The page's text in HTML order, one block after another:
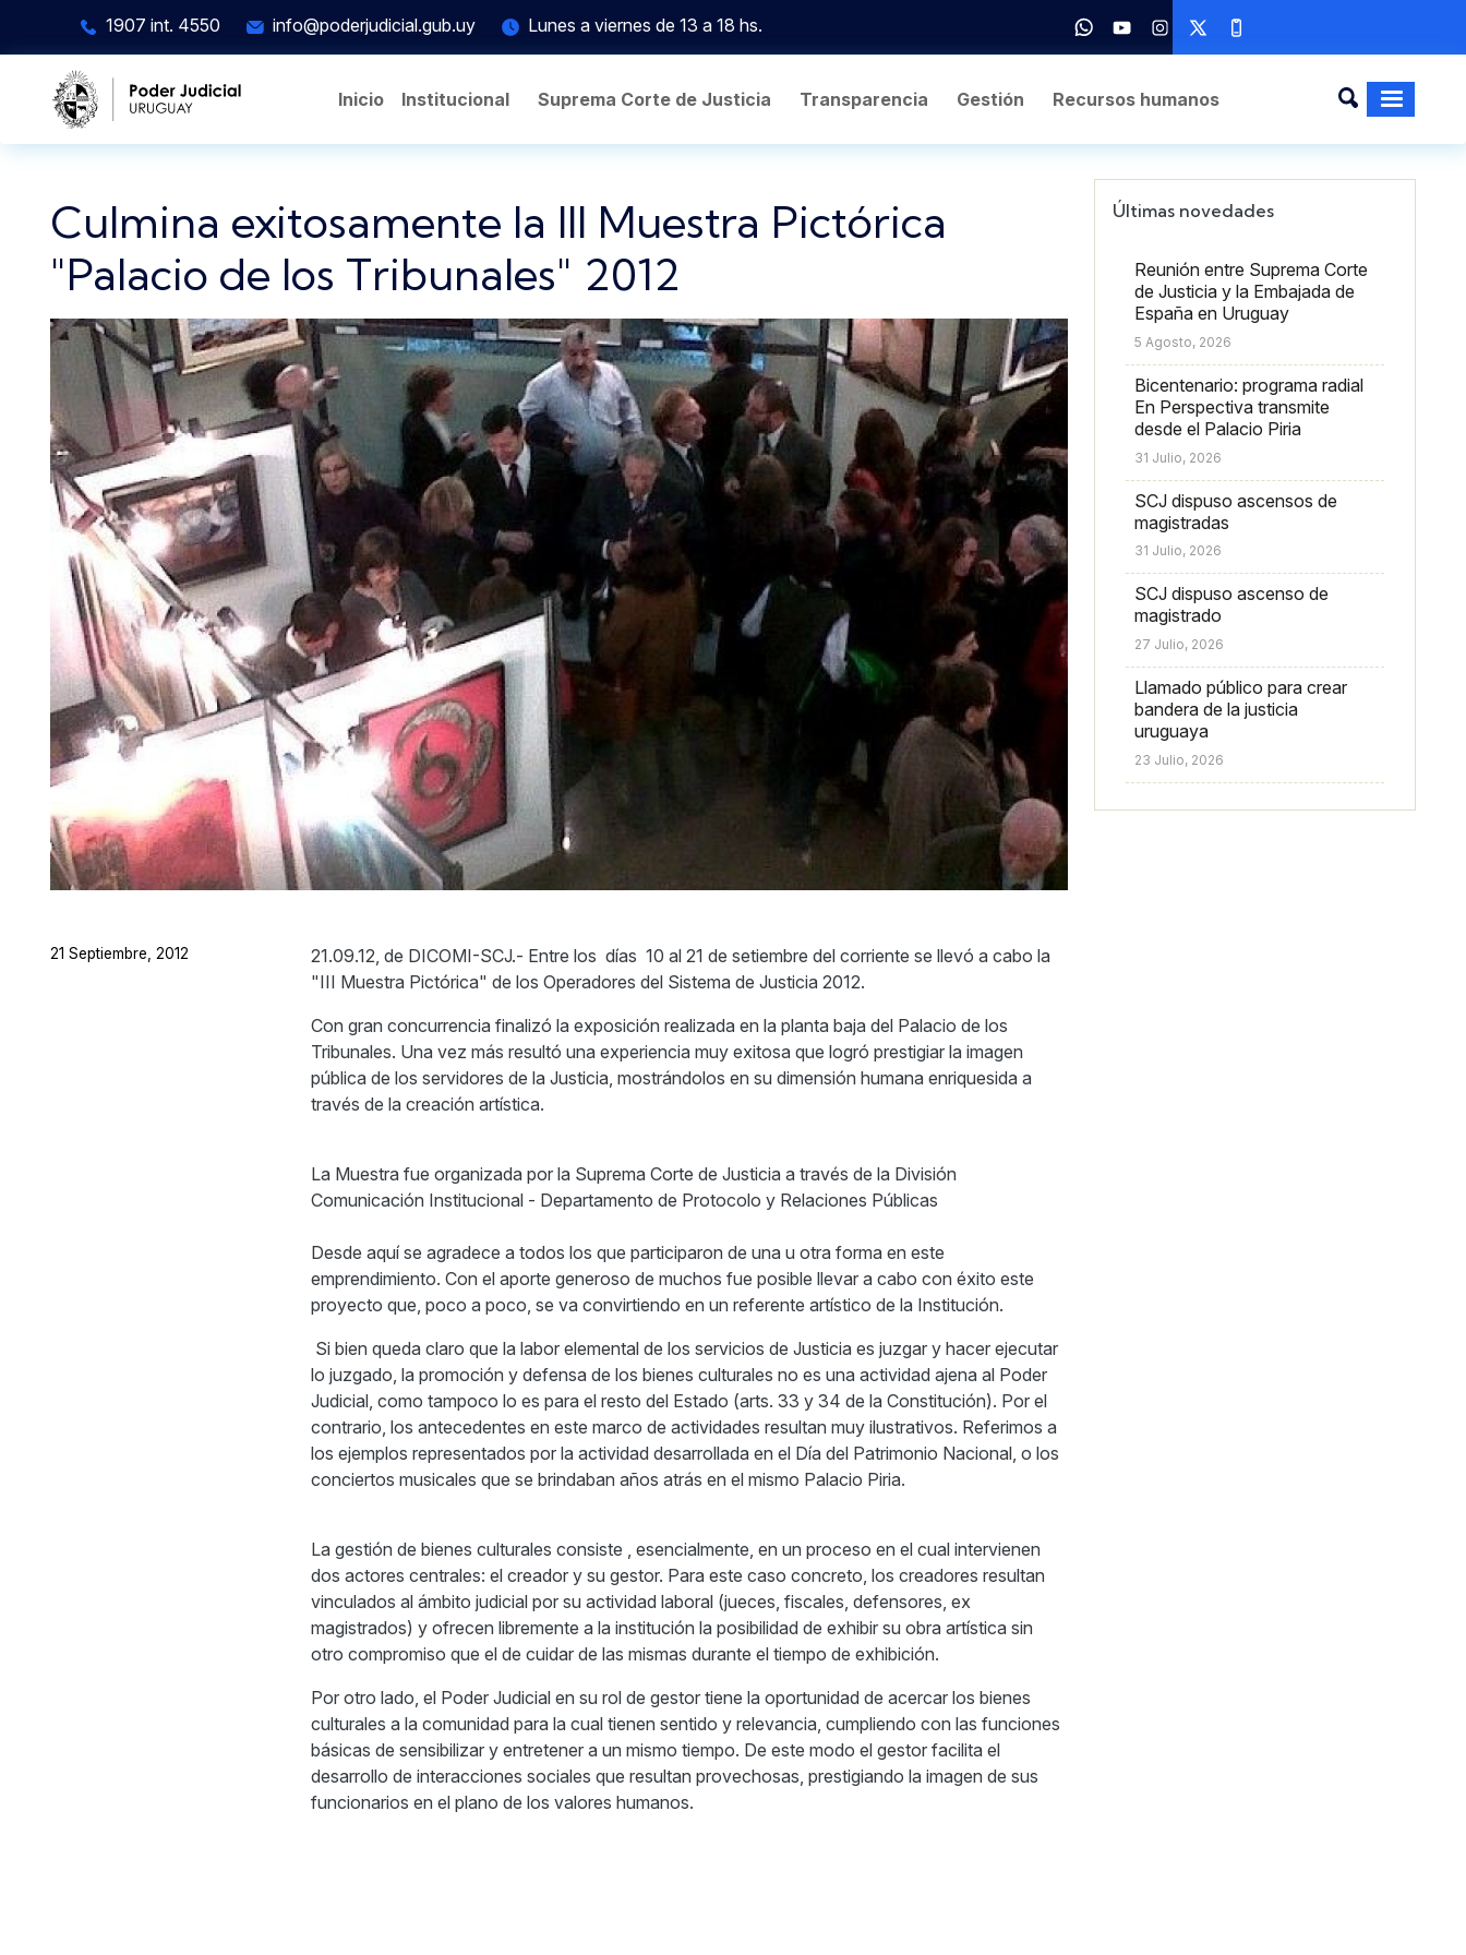
1907 int. 4550 info@poderjudicial.gub.uy Lunes a viernes de 13 a 18 hs.
Inicio Institucional Suprema Corte de Justicia Transparencia Gestión Recursos humanos
Culmina exitosamente la III Muestra Pictórica
"Palacio de los Tribunales" 2012
Imagen
21 Septiembre, 2012
21.09.12, de DICOMI-SCJ.- Entre los días 10 al 21 de setiembre del corriente se llevó a cabo la
"III Muestra Pictórica" de los Operadores del Sistema de Justicia 2012.
Con gran concurrencia finalizó la exposición realizada en la planta baja del Palacio de los
Tribunales. Una vez más resultó una experiencia muy exitosa que logró prestigiar la imagen
pública de los servidores de la Justicia, mostrándolos en su dimensión humana enriquesida a
través de la creación artística.
La Muestra fue organizada por la Suprema Corte de Justicia a través de la División
Comunicación Institucional - Departamento de Protocolo y Relaciones Públicas
Desde aquí se agradece a todos los que participaron de una u otra forma en este
emprendimiento. Con el aporte generoso de muchos fue posible llevar a cabo con éxito este
proyecto que, poco a poco, se va convirtiendo en un referente artístico de la Institución.
Si bien queda claro que la labor elemental de los servicios de Justicia es juzgar y hacer ejecutar
lo juzgado, la promoción y defensa de los bienes culturales no es una actividad ajena al Poder
Judicial, como tampoco lo es para el resto del Estado (arts. 33 y 34 de la Constitución). Por el
contrario, los antecedentes en este marco de actividades resultan muy ilustrativos. Referimos a
los ejemplos representados por la actividad desarrollada en el Día del Patrimonio Nacional, o los
conciertos musicales que se brindaban años atrás en el mismo Palacio Piria.
La gestión de bienes culturales consiste , esencialmente, en un proceso en el cual intervienen
dos actores centrales: el creador y su gestor. Para este caso concreto, los creadores resultan
vinculados al ámbito judicial por su actividad laboral (jueces, fiscales, defensores, ex
magistrados) y ofrecen libremente a la institución la posibilidad de exhibir su obra artística sin
otro compromiso que el de cuidar de las mismas durante el tiempo de exhibición.
Por otro lado, el Poder Judicial en su rol de gestor tiene la oportunidad de acercar los bienes
culturales a la comunidad para la cual tienen sentido y relevancia, cumpliendo con las funciones
básicas de sensibilizar y entretener a un mismo tiempo. De este modo el gestor facilita el
desarrollo de interacciones sociales que resultan provechosas, prestigiando la imagen de sus
funcionarios en el plano de los valores humanos.
Últimas novedades
Reunión entre Suprema Corte
de Justicia y la Embajada de
España en Uruguay
5 Agosto, 2026
Bicentenario: programa radial
En Perspectiva transmite
desde el Palacio Piria
31 Julio, 2026
SCJ dispuso ascensos de
magistradas
31 Julio, 2026
SCJ dispuso ascenso de
magistrado
27 Julio, 2026
Llamado público para crear
bandera de la justicia
uruguaya
23 Julio, 2026